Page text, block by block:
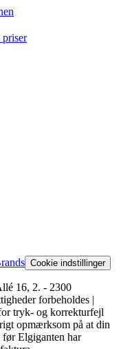
priser
Cookie indstillinger
16, 2. - 2300
forbeholdes |
tryk- og korrekturfejl
opmærksom på at din
Elgiganten har